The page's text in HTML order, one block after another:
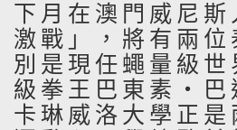
下月在澳門威尼
激戰」，將有兩
別是現任蠅量級
級拳王巴東素‧巴
卡琳威洛大學正